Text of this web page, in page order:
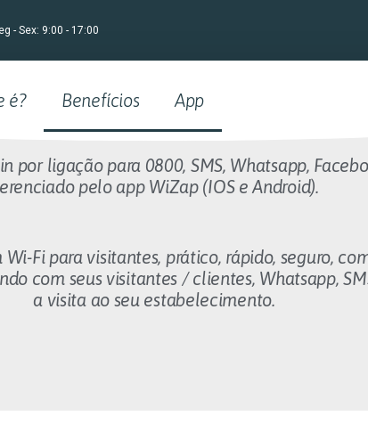
- Sex: 9:00 - 17:00
é? Benefícios App
por ligação para 0800, SMS, Whatsapp,
pelo app WiZap (IOS e Android).
Fi para visitantes, prático, rápido, seguro,
com seus visitantes / clientes, Whatsapp,
a visita ao seu estabelecimento.